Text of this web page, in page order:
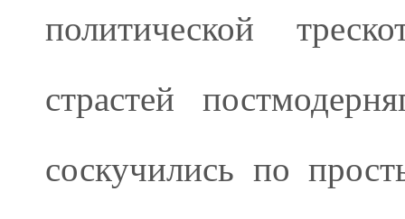
политической
страстей
соскучились по